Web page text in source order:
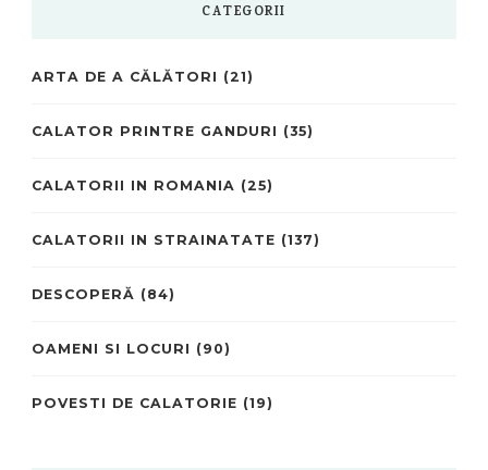
CATEGORII
ARTA DE A CĂLĂTORI (21)
CALATOR PRINTRE GANDURI (35)
CALATORII IN ROMANIA (25)
CALATORII IN STRAINATATE (137)
DESCOPERĂ (84)
OAMENI SI LOCURI (90)
POVESTI DE CALATORIE (19)